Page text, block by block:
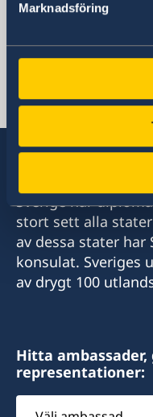
Marknadsföring
SVERIGES
Libanon,
Sverige har
stort sett alla
av dessa stater har
konsulat. Sveriges
av drygt 100
Hitta
representationer:
Välj